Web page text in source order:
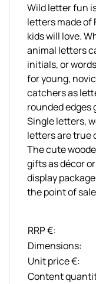
Wild letter fun
letters made of
kids will love.
animal letters
initials, or
for young,
catchers as
rounded edges
Single letters,
letters are true
The cute
gifts as décor
display
the point of
RRP €:
Dimensions:
Unit price €:
Content